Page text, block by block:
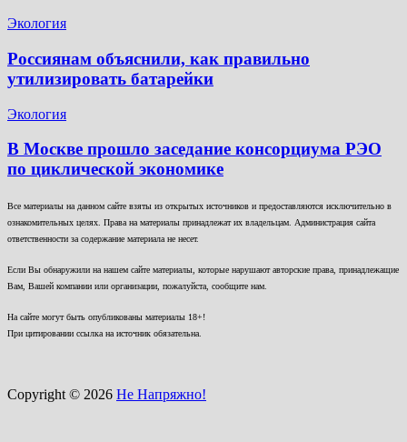
Экология
Россиянам объяснили, как правильно
утилизировать батарейки
Экология
В Москве прошло заседание консорциума РЭО
по циклической экономике
Все материалы на данном сайте взяты из открытых источников и предоставляются исключительно в
ознакомительных целях. Права на материалы принадлежат их владельцам. Администрация сайта
ответственности за содержание материала не несет.
Если Вы обнаружили на нашем сайте материалы, которые нарушают авторские права, принадлежащие
Вам, Вашей компании или организации, пожалуйста, сообщите нам.
На сайте могут быть опубликованы материалы 18+!
При цитировании ссылка на источник обязательна.
Copyright © 2026 Не Напряжно!